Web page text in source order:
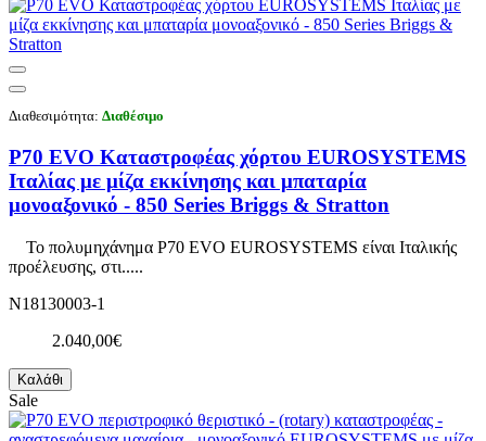
Διαθεσιμότητα: Διαθέσιμο
P70 EVO Καταστροφέας χόρτου EUROSYSTEMS
Ιταλίας με μίζα εκκίνησης και μπαταρία
μονοαξονικό - 850 Series Briggs & Stratton
Το πολυμηχάνημα P70 EVO EUROSYSTEMS είναι Ιταλικής
προέλευσης, στι.....
N18130003-1
2.040,00€
Καλάθι
Sale